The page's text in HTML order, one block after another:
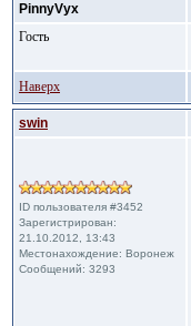
PinnyVyx
Гость
Наверх
swin
ID пользователя #3452
Зарегистрирован:
21.10.2012, 13:43
Местонахождение: Воронеж
Сообщений: 3293